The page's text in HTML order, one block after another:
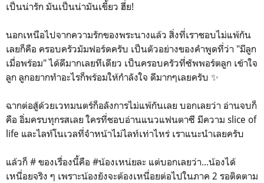
เป็นน่ารัก มันเป็นน่ามันเขี้ยว ฮึ่ย!
นอกเหนือไปจากความรักของพระนางแล้ว สิ่งที่เราชอบไม่แพ้กัน
เลยก็คือ ครอบครัวมัมฟอร์ดครับ เป็นตัวอย่างของคำพูดที่ว่า "มีลูก
เมื่อพร้อม" ได้ดีมากเลยทีเดียว เป็นครอบครัวที่ซัพพอร์ตลูก เข้าใจ
ลูก ลูกอยากทำอะไรก็พร้อมให้กำลังใจ ดีมากๆเลยครับ ✨
ฉากต่อสู้ด้วยเวทมนตร์ก็อลังการไม่แพ้กันเลย บอกเลยว่า อ่านจบก็
คือ อิ่มครบทุกรสเลย ใครที่ชอบอ่านแนวแฟนตาซี มีความ slice of
life และไลท์โนเวลที่จำหน้าไม่ไลท์เท่าไหร่ เราแนะนำเลยครับ
แล้วก็ # ของเรื่องนี้คือ #น้องเหน่ยละ แต่บอกเลยว่า...น้องได้
เหนื่อยจริง ๆ เพราะน้องยังจะต้องเหนื่อยต่อไปในภาค 2 รอติดตาม